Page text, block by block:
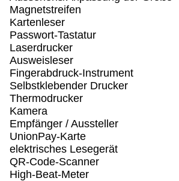
Magnetstreifen
Kartenleser
Passwort-Tastatur
Laserdrucker
Ausweisleser
Fingerabdruck-Instrument
Selbstklebender Drucker
Thermodrucker
Kamera
Empfänger / Aussteller
UnionPay-Karte
elektrisches Lesegerät
QR-Code-Scanner
High-Beat-Meter